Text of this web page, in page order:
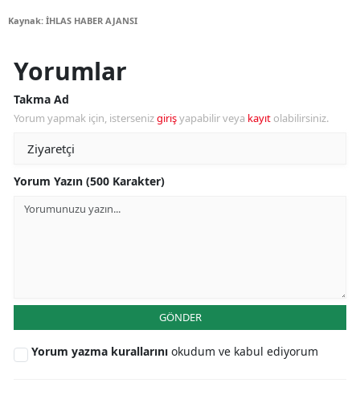
Kaynak: İHLAS HABER AJANSI
Yorumlar
Takma Ad
Yorum yapmak için, istersenizgirişyapabilir veya kayıt olabilirsiniz.
Yorum Yazın (500 Karakter)
GÖNDER
Yorum yazma kurallarını okudum ve kabul ediyorum